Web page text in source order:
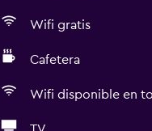
Wifi gratis
Cafetera
Wifi disponible en